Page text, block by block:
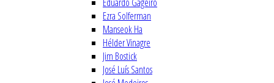
Eduardo Gageiro
Ezra Solferman
Manseok Ha
Hélder Vinagre
Jim Bostick
José Luís Santos